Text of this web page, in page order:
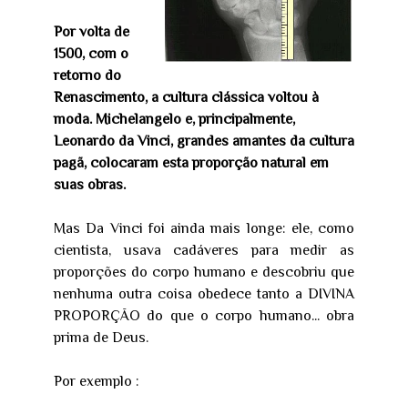
Por volta de
1500, com o
retorno do
Renascimento, a cultura clássica voltou à
moda. Michelangelo e, principalmente,
Leonardo da Vinci, grandes amantes da cultura
pagã, colocaram esta proporção natural em
suas obras.
Mas Da Vinci foi ainda mais longe: ele, como
cientista, usava cadáveres para medir as
proporções do corpo humano e descobriu que
nenhuma outra coisa obedece tanto a DIVINA
PROPORÇÃO do que o corpo humano... obra
prima de Deus.
Por exemplo :